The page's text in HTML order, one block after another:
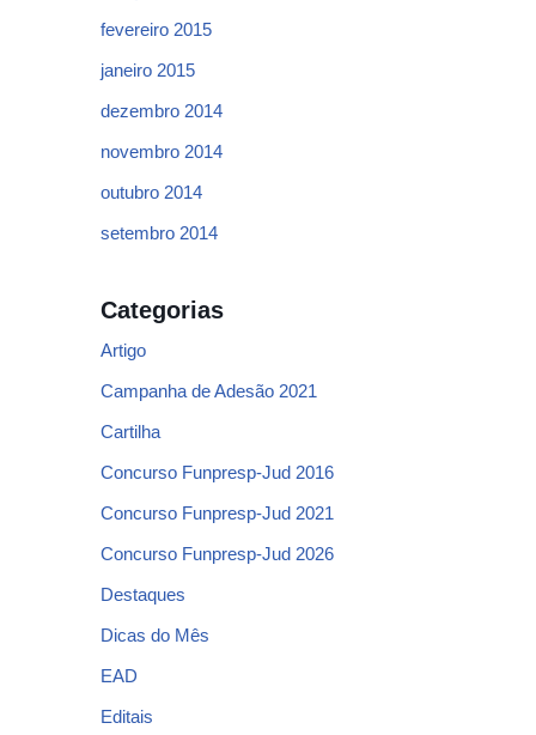
fevereiro 2015
janeiro 2015
dezembro 2014
novembro 2014
outubro 2014
setembro 2014
Categorias
Artigo
Campanha de Adesão 2021
Cartilha
Concurso Funpresp-Jud 2016
Concurso Funpresp-Jud 2021
Concurso Funpresp-Jud 2026
Destaques
Dicas do Mês
EAD
Editais